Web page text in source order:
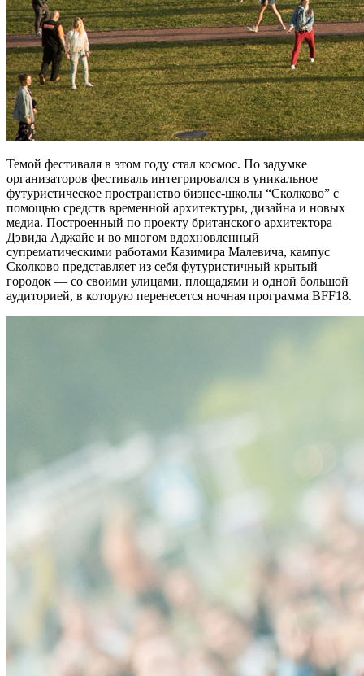
Темой фестиваля в этом году стал космос. По задумке
организаторов фестиваль интегрировался в уникальное
футуристическое пространство бизнес-школы “Сколково” с
помощью средств временной архитектуры, дизайна и новых
медиа. Построенный по проекту британского архитектора
Дэвида Аджайе и во многом вдохновленный
супрематическими работами Казимира Малевича, кампус
Сколково представляет из себя футуристичный крытый
городок — со своими улицами, площадями и одной большой
аудиторией, в которую перенесется ночная программа BFF18.